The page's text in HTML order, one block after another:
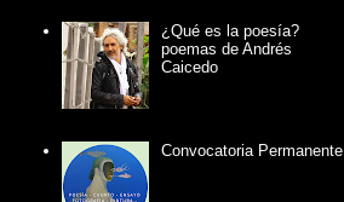
¿Qué es la poesía?
poemas de Andrés
Caicedo
Convocatoria Permanente